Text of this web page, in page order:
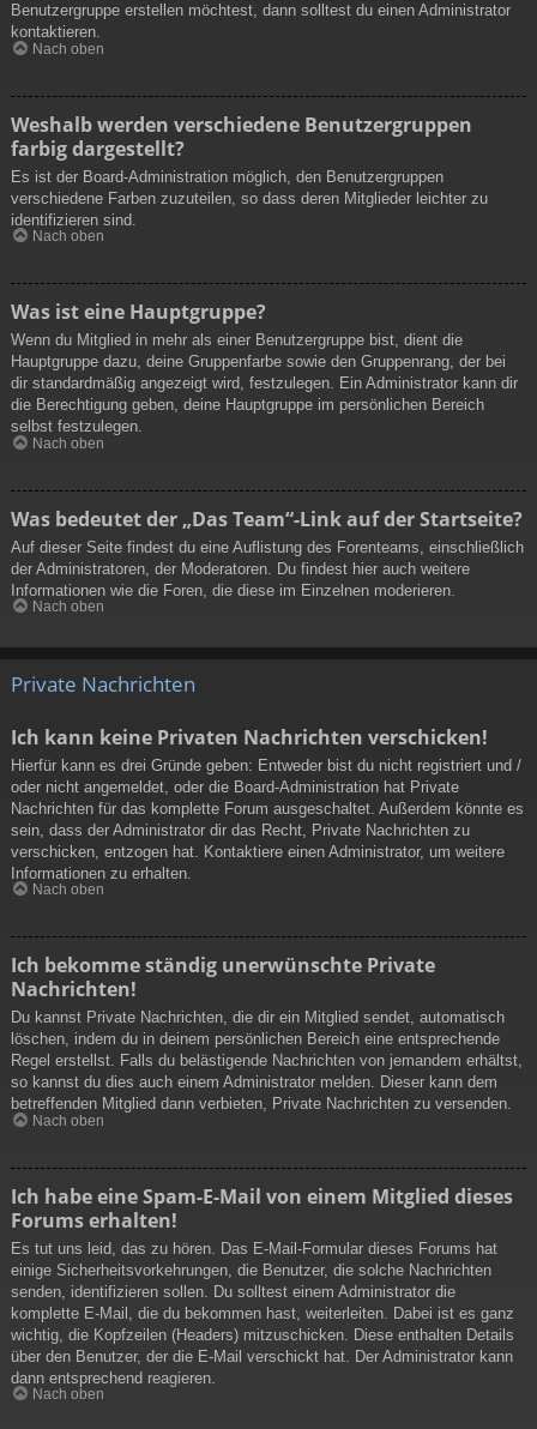
Benutzergruppe erstellen möchtest, dann solltest du einen Administrator
kontaktieren.
Nach oben
Weshalb werden verschiedene Benutzergruppen
farbig dargestellt?
Es ist der Board-Administration möglich, den Benutzergruppen
verschiedene Farben zuzuteilen, so dass deren Mitglieder leichter zu
identifizieren sind.
Nach oben
Was ist eine Hauptgruppe?
Wenn du Mitglied in mehr als einer Benutzergruppe bist, dient die
Hauptgruppe dazu, deine Gruppenfarbe sowie den Gruppenrang, der bei
dir standardmäßig angezeigt wird, festzulegen. Ein Administrator kann dir
die Berechtigung geben, deine Hauptgruppe im persönlichen Bereich
selbst festzulegen.
Nach oben
Was bedeutet der „Das Team“-Link auf der Startseite?
Auf dieser Seite findest du eine Auflistung des Forenteams, einschließlich
der Administratoren, der Moderatoren. Du findest hier auch weitere
Informationen wie die Foren, die diese im Einzelnen moderieren.
Nach oben
Private Nachrichten
Ich kann keine Privaten Nachrichten verschicken!
Hierfür kann es drei Gründe geben: Entweder bist du nicht registriert und /
oder nicht angemeldet, oder die Board-Administration hat Private
Nachrichten für das komplette Forum ausgeschaltet. Außerdem könnte es
sein, dass der Administrator dir das Recht, Private Nachrichten zu
verschicken, entzogen hat. Kontaktiere einen Administrator, um weitere
Informationen zu erhalten.
Nach oben
Ich bekomme ständig unerwünschte Private
Nachrichten!
Du kannst Private Nachrichten, die dir ein Mitglied sendet, automatisch
löschen, indem du in deinem persönlichen Bereich eine entsprechende
Regel erstellst. Falls du belästigende Nachrichten von jemandem erhältst,
so kannst du dies auch einem Administrator melden. Dieser kann dem
betreffenden Mitglied dann verbieten, Private Nachrichten zu versenden.
Nach oben
Ich habe eine Spam-E-Mail von einem Mitglied dieses
Forums erhalten!
Es tut uns leid, das zu hören. Das E-Mail-Formular dieses Forums hat
einige Sicherheitsvorkehrungen, die Benutzer, die solche Nachrichten
senden, identifizieren sollen. Du solltest einem Administrator die
komplette E-Mail, die du bekommen hast, weiterleiten. Dabei ist es ganz
wichtig, die Kopfzeilen (Headers) mitzuschicken. Diese enthalten Details
über den Benutzer, der die E-Mail verschickt hat. Der Administrator kann
dann entsprechend reagieren.
Nach oben